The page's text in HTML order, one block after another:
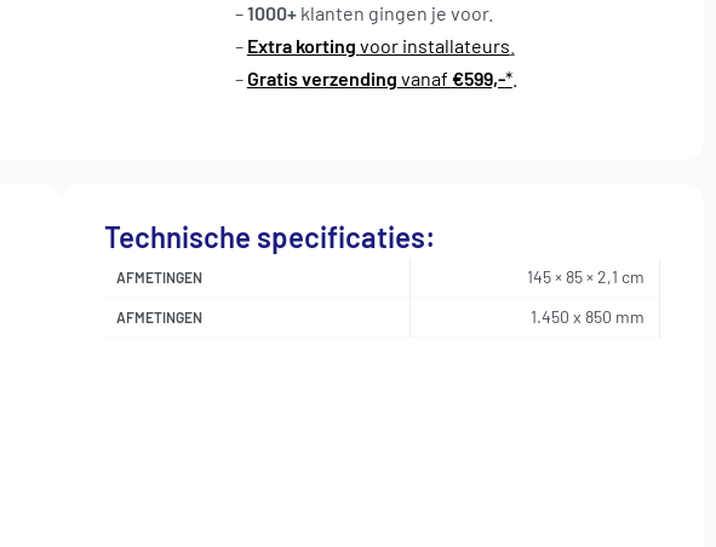
–1000+ klanten gingen je voor.
– Extra korting voor installateurs
–Gratis verzending vanaf €599,-*.
Technische specificaties:
AFMETINGEN 145 × 85 × 2,1 cm
AFMETINGEN 1.450 x 850 mm